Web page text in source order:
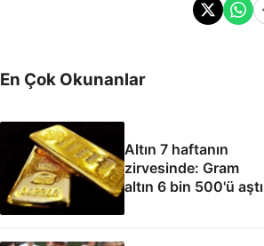
En Çok Okunanlar
Altın 7 haftanın
zirvesinde: Gram
altın 6 bin 500'ü aştı